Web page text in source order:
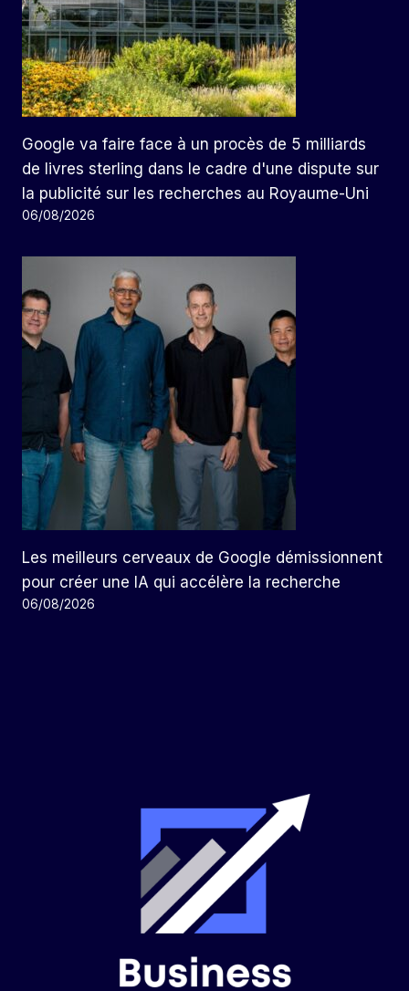
Google va faire face à un procès de 5 milliards
de livres sterling dans le cadre d'une dispute sur
la publicité sur les recherches au Royaume-Uni
06/08/2026
Les meilleurs cerveaux de Google démissionnent
pour créer une IA qui accélère la recherche
06/08/2026